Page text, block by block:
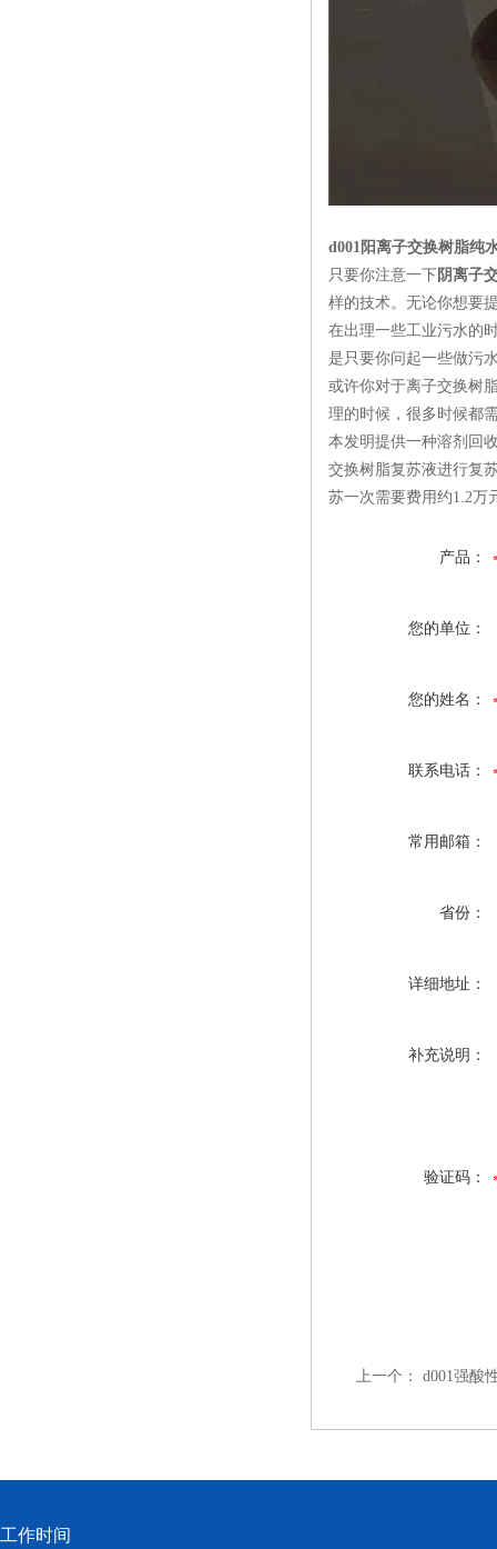
d001阳离子交换树脂纯
只要你注意一下 阴离子
样的技术。无论你想要
在出理一些工业污水的
是只要你问起一些做污
或许你对于离子交换树
理的时候，很多时候都
本发明提供一种溶剂回
交换树脂复苏液进行复
苏一次需要费用约1.2万
产品：
您的单位：
您的姓名：
联系电话：
常用邮箱：
省份：
详细地址：
补充说明：
验证码：
上一个： d001强酸
工作时间